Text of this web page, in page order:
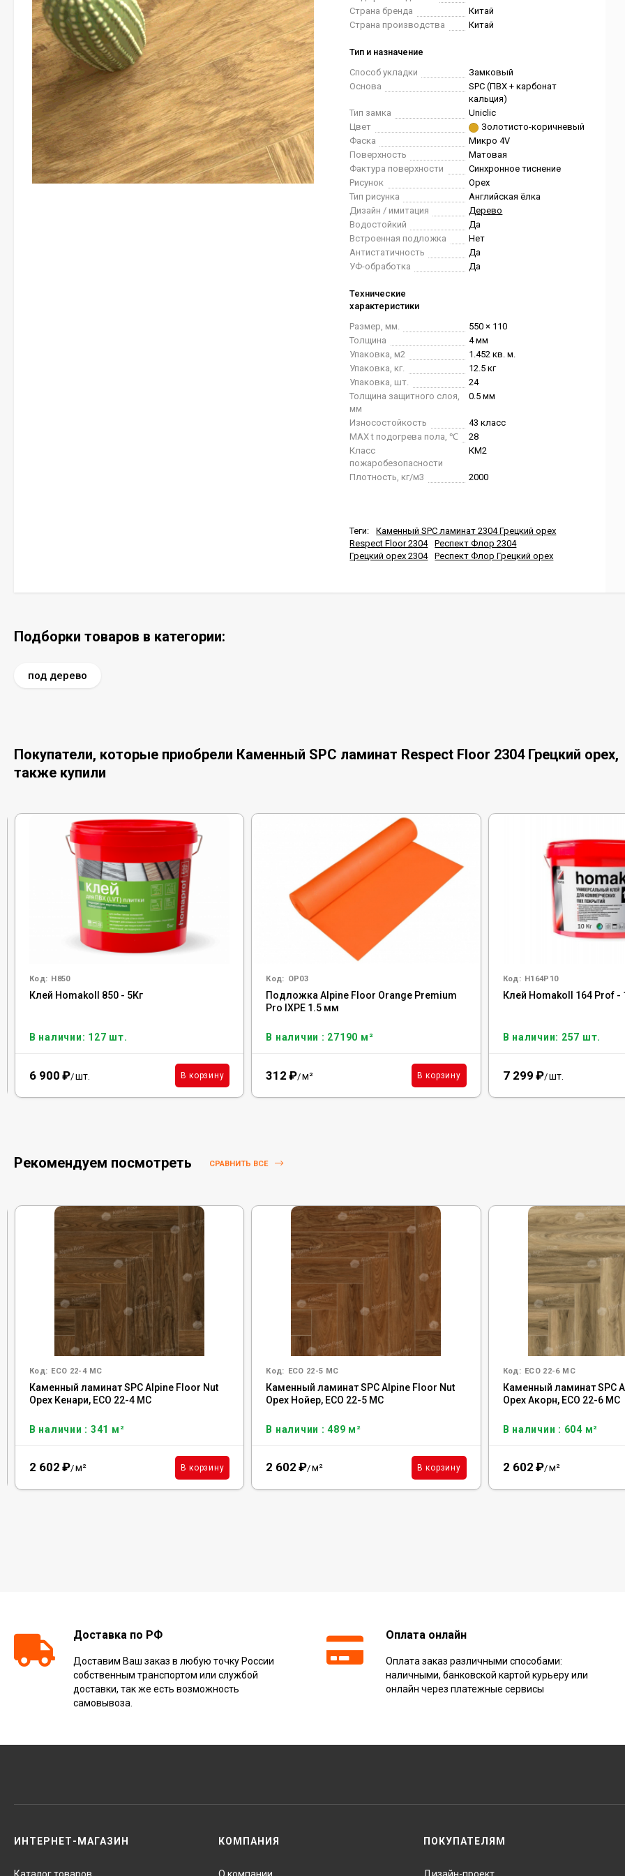
Страна бренда
Китай
Страна производства
Китай
Тип и назначение
Способ укладки
Замковый
Основа
SPC (ПВХ + карбонат
кальция)
Тип замка
Uniclic
Цвет
Золотисто-коричневый
Фаска
Микро 4V
Поверхность
Матовая
Фактура поверхности
Синхронное тиснение
Рисунок
Орех
Тип рисунка
Английская ёлка
Дизайн / имитация
Дерево
Водостойкий
Да
Встроенная подложка
Нет
Антистатичность
Да
УФ-обработка
Да
Технические
характеристики
Размер, мм.
550 × 110
Толщина
4 мм
Упаковка, м2
1.452 кв. м.
Упаковка, кг.
12.5 кг
Упаковка, шт.
24
Толщина защитного слоя,
мм
0.5 мм
Износостойкость
43 класс
MAX t подогрева пола, ℃
28
Класс
пожаробезопасности
КМ2
Плотность, кг/м3 2000
Теги:
Каменный SPC ламинат 2304 Грецкий орех
Respect Floor 2304
Респект Флор 2304
Грецкий орех 2304
Респект Флор Грецкий орех
Подборки товаров в категории:
под дерево
Покупатели, которые приобрели Каменный SPC ламинат Respect Floor 2304 Грецкий орех,
также купили
Код: H850
Клей Homakoll 850 - 5Кг
В наличии: 127 шт.
6 900 ₽/шт. В корзину
Код: OP03
Подложка Alpine Floor Orange Premium
Pro IXPE 1.5 мм
В наличии : 27190 м²
312 ₽/м² В корзину
Код: H164P10
Клей Homakoll 164 Prof -
В наличии: 257 шт.
7 299 ₽/шт.
Рекомендуем посмотреть СРАВНИТЬ ВСЕ
Код: ECO 22-4 MC
Каменный ламинат SPC Alpine Floor Nut
Орех Кенари, ECO 22-4 MC
В наличии : 341 м²
2 602 ₽/м² В корзину
Код: ECO 22-5 MC
Каменный ламинат SPC Alpine Floor Nut
Орех Нойер, ECO 22-5 MC
В наличии : 489 м²
2 602 ₽/м² В корзину
Код: ECO 22-6 MC
Каменный ламинат SPC
Орех Акорн, ECO 22-6 MC
В наличии : 604 м²
2 602 ₽/м²
Доставка по РФ
Доставим Ваш заказ в любую точку России
собственным транспортом или службой
доставки, так же есть возможность
самовывоза.
Оплата онлайн
Оплата заказ различными способами:
наличными, банковской картой курьеру или
онлайн через платежные сервисы
ИНТЕРНЕТ-МАГАЗИН КОМПАНИЯ ПОКУПАТЕЛЯМ